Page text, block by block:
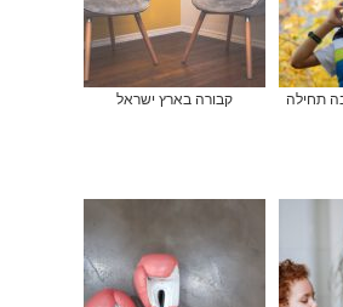
תחילה קבורה בארץ ישראל